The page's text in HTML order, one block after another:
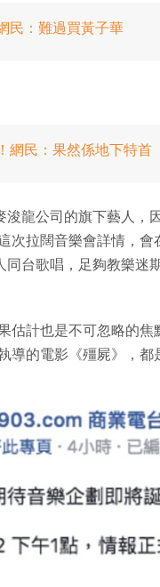
民：難過買黃子華
網民：果然係地下特首
浚龍公司的旗下藝人，
次拉闊音樂會詳情，
台歌唱，足夠教樂迷
估計也是不可忽略的
導的電影《殭屍》，都